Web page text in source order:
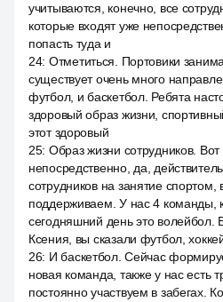
учитываются, конечно, все
которые входят уже
попасть туда и
24: Отметиться. Портовики
существует очень много
футбол, и баскетбол. Ребята
здоровый образ жизни,
этот здоровый
25: Образ жизни сотрудников.
непосредственно, да,
сотрудников на занятие спортом,
поддерживаем. У нас 4 команды,
сегодняшний день это волейбол.
Ксения, вы сказали футбол,
26: И баскетбол. Сейчас
новая команда, также у нас есть
постоянно участвуем в забегах.